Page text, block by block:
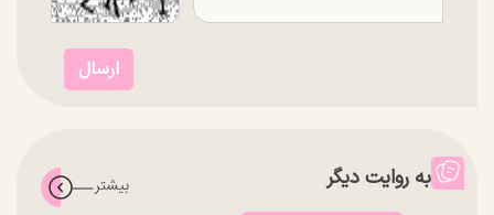
به روایت دیگر